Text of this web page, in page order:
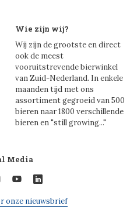
Wie zijn wij?
Wij zijn de grootste en direct
ook de meest
vooruitstrevende bierwinkel
van Zuid-Nederland. In enkele
maanden tijd met ons
assortiment gegroeid van 500
bieren naar 1800 verschillende
bieren en "still growing..."
Media
onze nieuwsbrief